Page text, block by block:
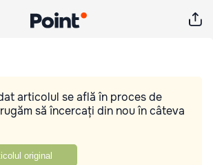
articolul se află în proces de
să încercați din nou în câteva
original